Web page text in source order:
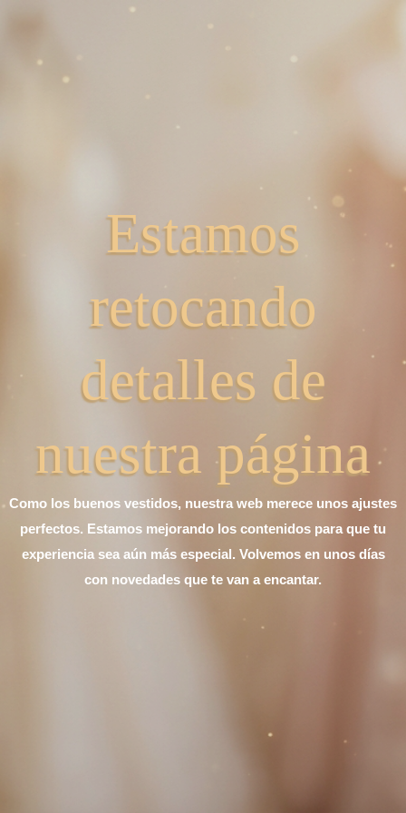
Estamos
retocando
detalles de
nuestra página
Como los buenos vestidos, nuestra web merece unos ajustes
perfectos. Estamos mejorando los contenidos para que tu
experiencia sea aún más especial. Volvemos en unos días
con novedades que te van a encantar.